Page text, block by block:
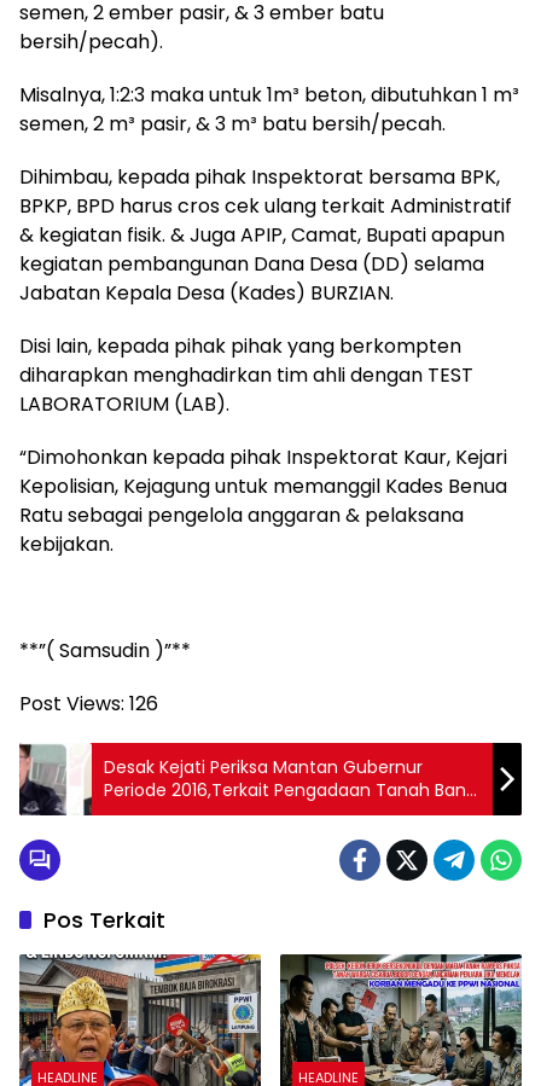
semen, 2 ember pasir, & 3 ember batu
bersih/pecah).
Misalnya, 1:2:3 maka untuk 1m³ beton, dibutuhkan 1 m³
semen, 2 m³ pasir, & 3 m³ batu bersih/pecah.
Dihimbau, kepada pihak Inspektorat bersama BPK,
BPKP, BPD harus cros cek ulang terkait Administratif
& kegiatan fisik. & Juga APIP, Camat, Bupati apapun
kegiatan pembangunan Dana Desa (DD) selama
Jabatan Kepala Desa (Kades) BURZIAN.
Disi lain, kepada pihak pihak yang berkompten
diharapkan menghadirkan tim ahli dengan TEST
LABORATORIUM (LAB).
“Dimohonkan kepada pihak Inspektorat Kaur, Kejari
Kepolisian, Kejagung untuk memanggil Kades Benua
Ratu sebagai pengelola anggaran & pelaksana
kebijakan.
**”( Samsudin )”**
Post Views: 126
Desak Kejati Periksa Mantan Gubernur
Periode 2016,Terkait Pengadaan Tanah Bank
Kalbar
Pos Terkait
HEADLINE HEADLINE